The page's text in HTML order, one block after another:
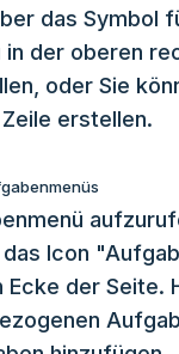
das Symbol
der oberen
oder Sie
erstellen.
Icon
der Seite.